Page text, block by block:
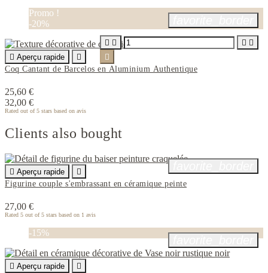
Promo !
-20%
 Aperçu rapide

Coq Cantant de Barcelos en Aluminium Authentique
25,60 €
32,00 €
Rated out of 5 stars based on avis
   

Clients also bought
 Aperçu rapide

Figurine couple s'embrassant en céramique peinte
27,00 €
Rated 5 out of 5 stars based on 1 avis
-15%
 Aperçu rapide
